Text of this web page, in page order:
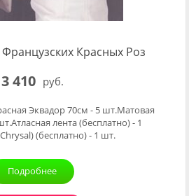
Французских Красных Роз
3 410 руб.
Эквадор 70см - 5 шт.Матовая
лента (бесплатно) - 1
(бесплатно) - 1 шт.
Подробнее